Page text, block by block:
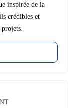
inspirée de la
crédibles et